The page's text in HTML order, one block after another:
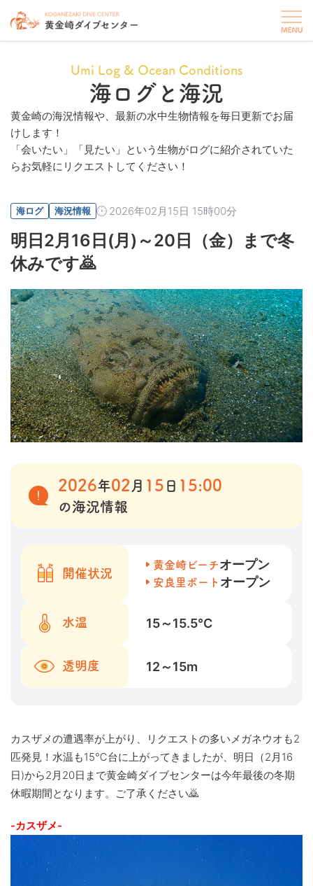
Umi Log & Ocean Conditions
海ログと海況
黄金崎の海況情報や、最新の水中生物情報を毎日更新でお届
けします！
「会いたい」「見たい」という生物がログに紹介されていた
らお気軽にリクエストしてください！
海ログ 海況情報 2026年02月15日 15時00分
明日2月16日(月)～20日（金）まで冬
休みです🙇
2026年02 月 15 日 15:00
の海況情報
開催状況
黄金崎ビーチオープン
安良里ボート オープン
水温 15～15.5℃
透明度 12～15m
カスザメの遭遇率が上がり、リクエストの多いメガネウオも2
匹発見！水温も15℃台に上がってきましたが、明日（2月16
日)から2月20日まで黄金崎ダイブセンターは今年最後の冬期
休暇期間となります。ご了承ください🙇
-カスザメ-